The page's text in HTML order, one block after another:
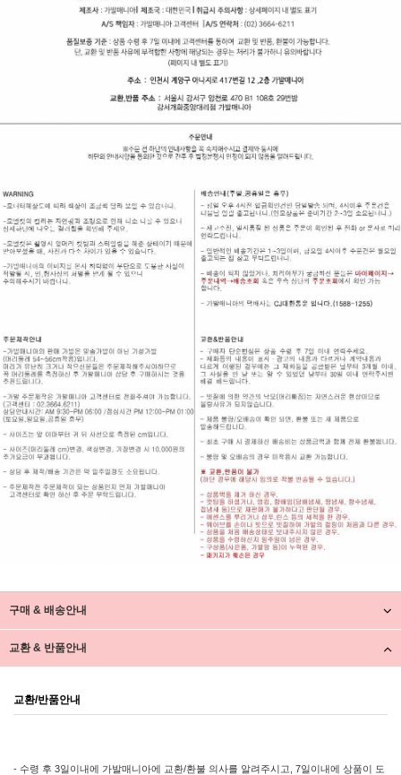
구매 & 배송안내
교환 & 반품안내
교환/반품안내
- 수령 후 3일이내에 가발매니아에 교환/환불 의사를 알려주시고, 7일이내에 상품이 도